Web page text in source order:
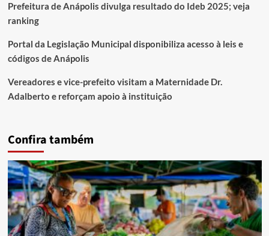
Prefeitura de Anápolis divulga resultado do Ideb 2025; veja
ranking
Portal da Legislação Municipal disponibiliza acesso à leis e
códigos de Anápolis
Vereadores e vice-prefeito visitam a Maternidade Dr.
Adalberto e reforçam apoio à instituição
Confira também